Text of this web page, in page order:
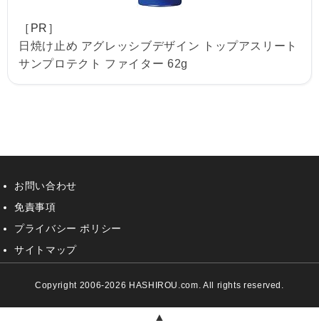
［PR］
日焼け止め アグレッシブデザイン トップアスリート
サンプロテクト ファイター 62g
お問い合わせ
免責事項
プライバシー ポリシー
サイトマップ
Copyright 2006-2026 HASHIROU.com. All rights reserved.
▲